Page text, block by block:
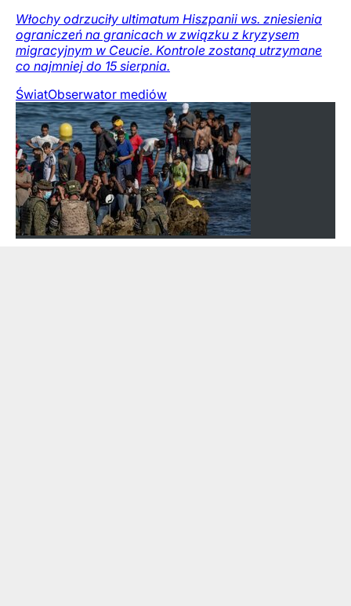
Włochy odrzuciły ultimatum Hiszpanii ws. zniesienia
ograniczeń na granicach w związku z kryzysem
migracyjnym w Ceucie. Kontrole zostaną utrzymane
co najmniej do 15 sierpnia.
ŚwiatObserwator mediów